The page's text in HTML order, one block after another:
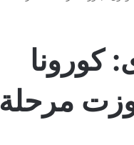
كورونا
مرحلة